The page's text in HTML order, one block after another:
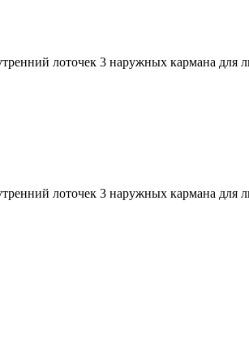
лоточек 3 наружных кармана для
лоточек 3 наружных кармана для